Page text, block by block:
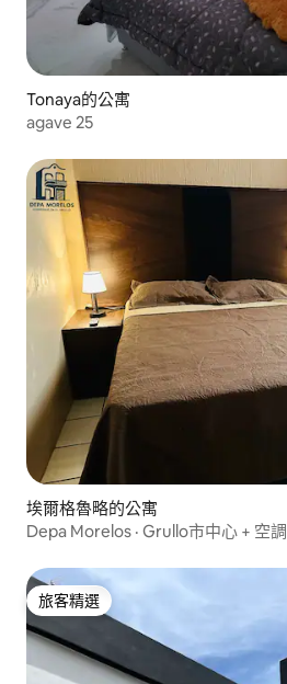
Tonaya的公寓
agave 25
埃爾格魯略的公寓
Depa Morelos · Grullo市中心 + 空調
旅客精選
旅客精選